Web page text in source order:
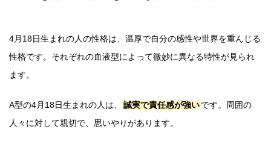
4月18日生まれの人の性格は、温厚で自分の感性や世界を重んじる
性格です。それぞれの血液型によって微妙に異なる特性が見られ
ます。
A型の4月18日生まれの人は、 誠実で責任感が強いです。周囲の
人々に対して親切で、思いやりがあります。